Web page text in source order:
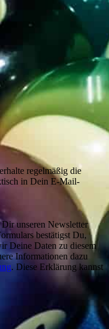
regelmäßig die
in Dein E-Mail-
unseren Newsletter
bestätigst Du,
Deine Daten zu diesem
Informationen dazu
. Diese Erklärung kannst